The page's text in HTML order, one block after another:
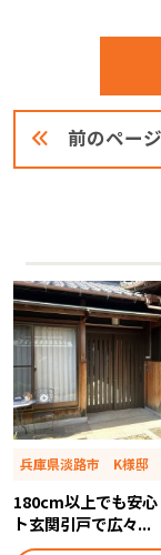
前のペー
兵庫県淡路市 K様邸
180cm以上でも安
ト玄関引戸で広々...